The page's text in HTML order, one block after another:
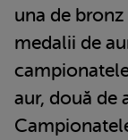
una de
medalii de
aur, două de